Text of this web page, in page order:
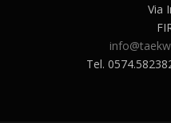
Via
Tel.